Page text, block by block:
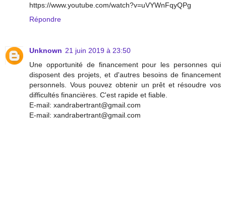
https://www.youtube.com/watch?v=uVYWnFqyQPg
Répondre
Unknown 21 juin 2019 à 23:50
Une opportunité de financement pour les personnes qui
disposent des projets, et d'autres besoins de financement
personnels. Vous pouvez obtenir un prêt et résoudre vos
difficultés financières. C'est rapide et fiable.
E-mail: xandrabertrant@gmail.com
E-mail: xandrabertrant@gmail.com